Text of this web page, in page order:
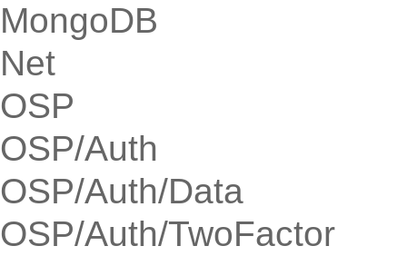
MongoDB
Net
OSP
OSP/Auth
OSP/Auth/Data
OSP/Auth/TwoFactor